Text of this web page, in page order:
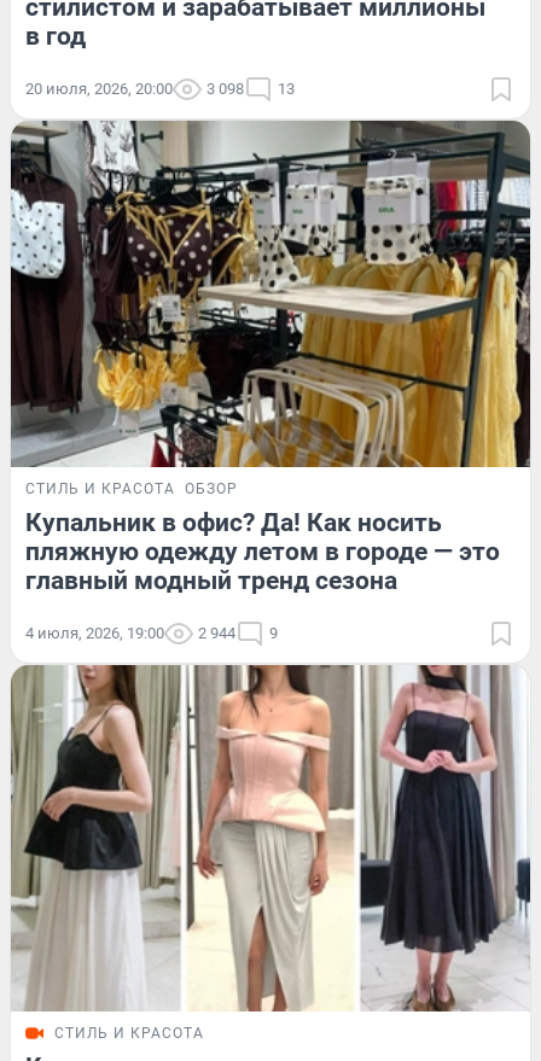
стилистом и зарабатывает миллионы
в год
20 июля, 2026, 20:00 3 098 13
СТИЛЬ И КРАСОТА ОБЗОР
Купальник в офис? Да! Как носить
пляжную одежду летом в городе — это
главный модный тренд сезона
4 июля, 2026, 19:00 2 944 9
СТИЛЬ И КРАСОТА